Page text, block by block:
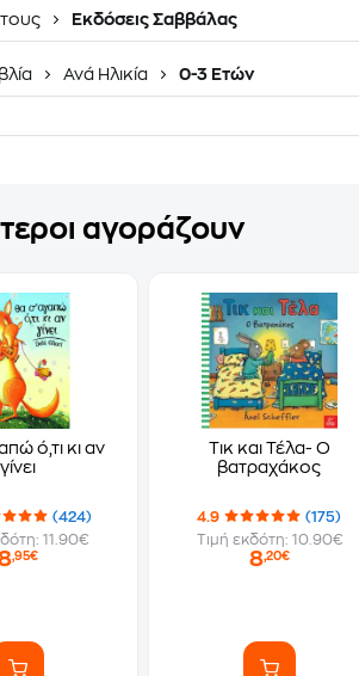
τους Εκδόσεις Σαββάλας
Ανά Ηλικία 0-3 Ετών
αγοράζουν
ό,τι κι αν
γίνει
(424)
11.90€
,95€
Τικ και Τέλα- Ο
βατραχάκος
4.9
(175)
Τιμή εκδότη: 10.90€
8,20€